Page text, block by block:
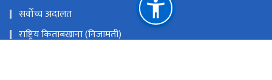
सर्वोच्च अदालत
राष्ट्रिय किताबखाना (निजामती)